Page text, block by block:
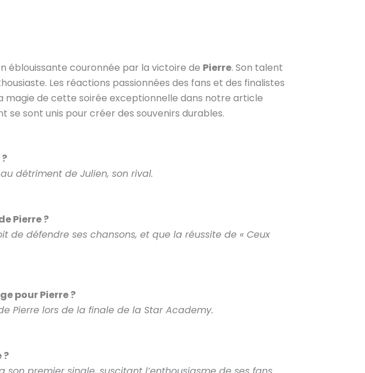
éblouissante couronnée par la victoire de Pierre. Son talent
Les réactions passionnées des fans et des finalistes
magie de cette soirée exceptionnelle dans notre article
se sont unis pour créer des souvenirs durables.
détriment de Julien, son rival.
Pierre ?
défendre ses chansons, et que la réussite de « Ceux
pour Pierre ?
Pierre lors de la finale de la Star Academy.
?